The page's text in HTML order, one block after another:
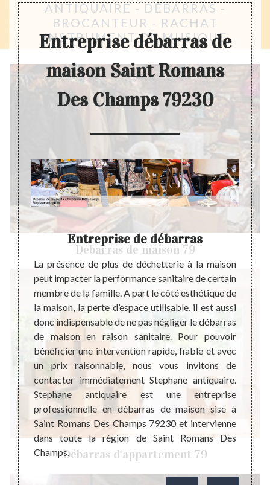
ANTIQUAIRE - DÉBARRAS -
BROCANTEUR - RACHAT
INSTRUMENT DE MUSIQUE
Débarras de maison 79
Débarras d'appartement 79
Entreprise débarras de
maison Saint Romans
Des Champs 79230
lieu
le
de
: le
ou
soit
un
Entreprise de débarras
La présence de plus de déchetterie à la maison
peut impacter la performance sanitaire de certain
membre de la famille. A part le côté esthétique de
la maison, la perte d’espace utilisable, il est aussi
donc indispensable de ne pas négliger le débarras
de maison en raison sanitaire. Pour pouvoir
bénéficier une intervention rapide, fiable et avec
un prix raisonnable, nous vous invitons de
contacter immédiatement Stephane antiquaire.
Stephane antiquaire est une entreprise
professionnelle en débarras de maison sise à
Saint Romans Des Champs 79230 et intervienne
dans toute la région de Saint Romans Des
Champs.
ou
si
Des